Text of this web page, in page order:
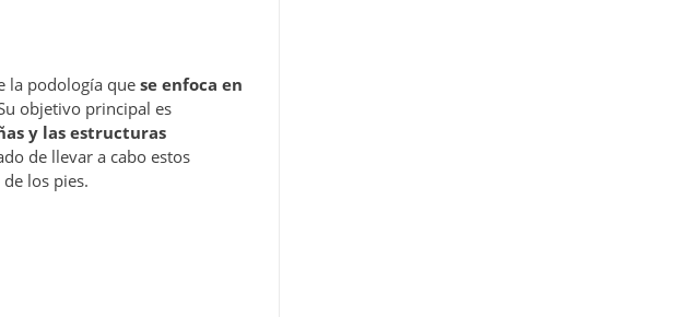
la podología que se enfoca en
objetivo principal es
y las estructuras
de llevar a cabo estos
los pies.